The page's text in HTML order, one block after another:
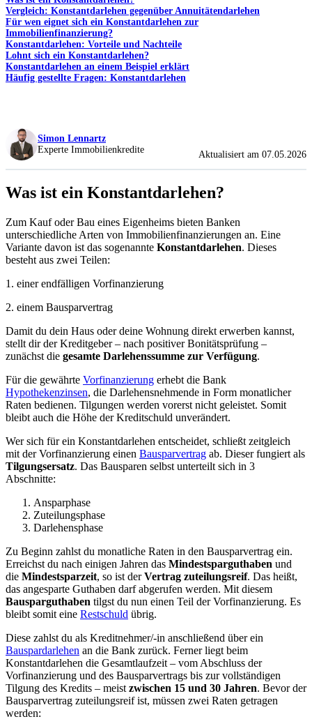
Vergleich: Konstantdarlehen gegenüber Annuitätendarlehen
Für wen eignet sich ein Konstantdarlehen zur
Immobilienfinanzierung?
Konstantdarlehen: Vorteile und Nachteile
Lohnt sich ein Konstantdarlehen?
Konstantdarlehen an einem Beispiel erklärt
Häufig gestellte Fragen: Konstantdarlehen
Simon Lennartz
Experte Immobilienkredite
Aktualisiert am 07.05.2026
Was ist ein Konstantdarlehen?
Zum Kauf oder Bau eines Eigenheims bieten Banken
unterschiedliche Arten von Immobilienfinanzierungen an. Eine
Variante davon ist das sogenannte Konstantdarlehen. Dieses
besteht aus zwei Teilen:
1. einer endfälligen Vorfinanzierung
2. einem Bausparvertrag
Damit du dein Haus oder deine Wohnung direkt erwerben kannst,
stellt dir der Kreditgeber – nach positiver Bonitätsprüfung –
zunächst die gesamte Darlehenssumme zur Verfügung.
Für die gewährte Vorfinanzierung erhebt die Bank
Hypothekenzinsen, die Darlehensnehmende in Form monatlicher
Raten bedienen. Tilgungen werden vorerst nicht geleistet. Somit
bleibt auch die Höhe der Kreditschuld unverändert.
Wer sich für ein Konstantdarlehen entscheidet, schließt zeitgleich
mit der Vorfinanzierung einen Bausparvertrag ab. Dieser fungiert als
Tilgungsersatz. Das Bausparen selbst unterteilt sich in 3
Abschnitte:
Ansparphase
Zuteilungsphase
Darlehensphase
Zu Beginn zahlst du monatliche Raten in den Bausparvertrag ein.
Erreichst du nach einigen Jahren das Mindestsparguthaben und
die Mindestsparzeit, so ist derVertrag zuteilungsreif. Das heißt,
das angesparte Guthaben darf abgerufen werden. Mit diesem
Bausparguthaben tilgst du nun einen Teil der Vorfinanzierung. Es
bleibt somit eine Restschuld übrig.
Diese zahlst du als Kreditnehmer/-in anschließend über ein
Bauspardarlehen an die Bank zurück. Ferner liegt beim
Konstantdarlehen die Gesamtlaufzeit – vom Abschluss der
Vorfinanzierung und des Bausparvertrags bis zur vollständigen
Tilgung des Kredits – meist zwischen 15 und 30 Jahren. Bevor der
Bausparvertrag zuteilungsreif ist, müssen zwei Raten getragen
werden: